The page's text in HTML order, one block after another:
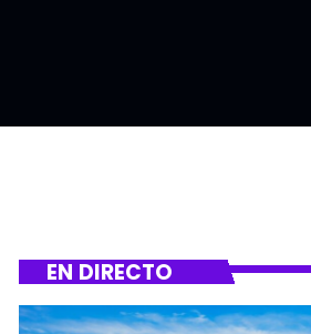
EN DIRECTO